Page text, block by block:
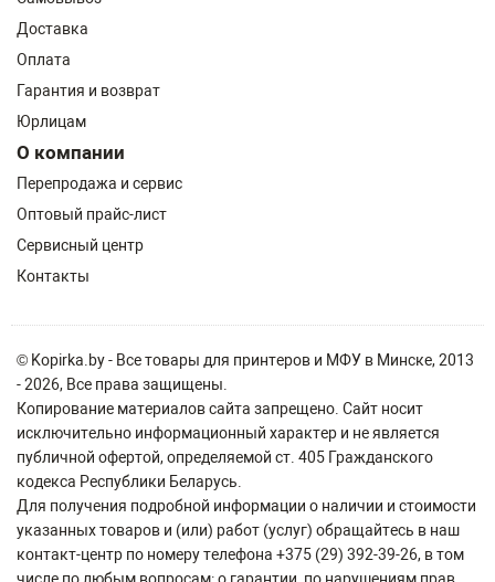
Доставка
Оплата
Гарантия и возврат
Юрлицам
О компании
Перепродажа и сервис
Оптовый прайс-лист
Сервисный центр
Контакты
© Kopirka.by - Все товары для принтеров и МФУ в Минске, 2013
- 2026, Все права защищены.
Копирование материалов сайта запрещено. Сайт носит
исключительно информационный характер и не является
публичной офертой, определяемой ст. 405 Гражданского
кодекса Республики Беларусь.
Для получения подробной информации о наличии и стоимости
указанных товаров и (или) работ (услуг) обращайтесь в наш
контакт-центр по номеру телефона +375 (29) 392-39-26, в том